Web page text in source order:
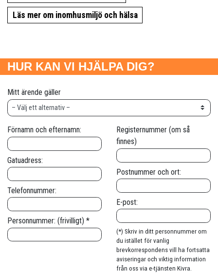
Läs mer om inomhusmiljö och hälsa
HUR KAN VI HJÄLPA DIG?
Mitt ärende gäller
Förnamn och efternamn:
Gatuadress:
Telefonnummer:
Personnummer: (frivilligt) *
Registernummer (om så
finnes)
Postnummer och ort:
E-post:
(*) Skriv in ditt personnummer om
du istället för vanlig
brevkorrespondens vill ha fortsatta
aviseringar och viktig information
från oss via e-tjänsten Kivra.